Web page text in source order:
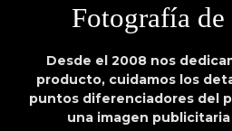
Fotografía
Desde el 2008 nos
producto, cuidamos los
puntos diferenciadores del
una imagen